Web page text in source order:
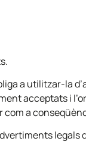
a utilitzar-la
acceptats i
a